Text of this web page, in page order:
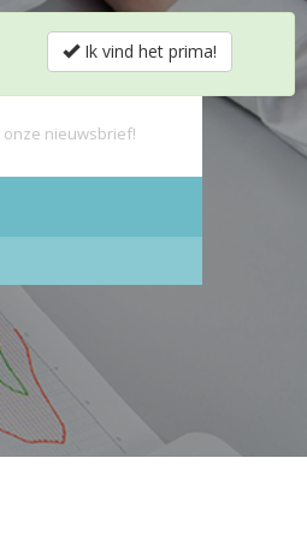
nl fr
onze nieuwsbrief!
Ik vind het prima!